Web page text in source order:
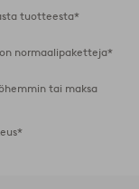
tuotteesta*
normaalipaketteja*
tai maksa